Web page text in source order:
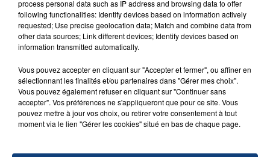
OPÉRER DE LA CHEVILLE RESSORT DE LA...
La famille a porté plainte contre la clinique qui a
reconnu sa responsabilité et présenté ses
TITRES DIFFUSÉS
15h23
15h23 15h19
15h19
process personal data such as IP address and browsing data to offer
following functionalities: Identify devices based on information actively
requested; Use precise geolocation data; Match and combine data from
other data sources; Link different devices; Identify devices based on
information transmitted automatically.
Vous pouvez accepter en cliquant sur "Accepter et fermer", ou affiner en
sélectionnant les finalités et/ou partenaires dans "Gérer mes choix".
Vous pouvez également refuser en cliquant sur "Continuer sans
accepter". Vos préférences ne s'appliqueront que pour ce site. Vous
pouvez mettre à jour vos choix, ou retirer votre consentement à tout
moment via le lien "Gérer les cookies" situé en bas de chaque page.